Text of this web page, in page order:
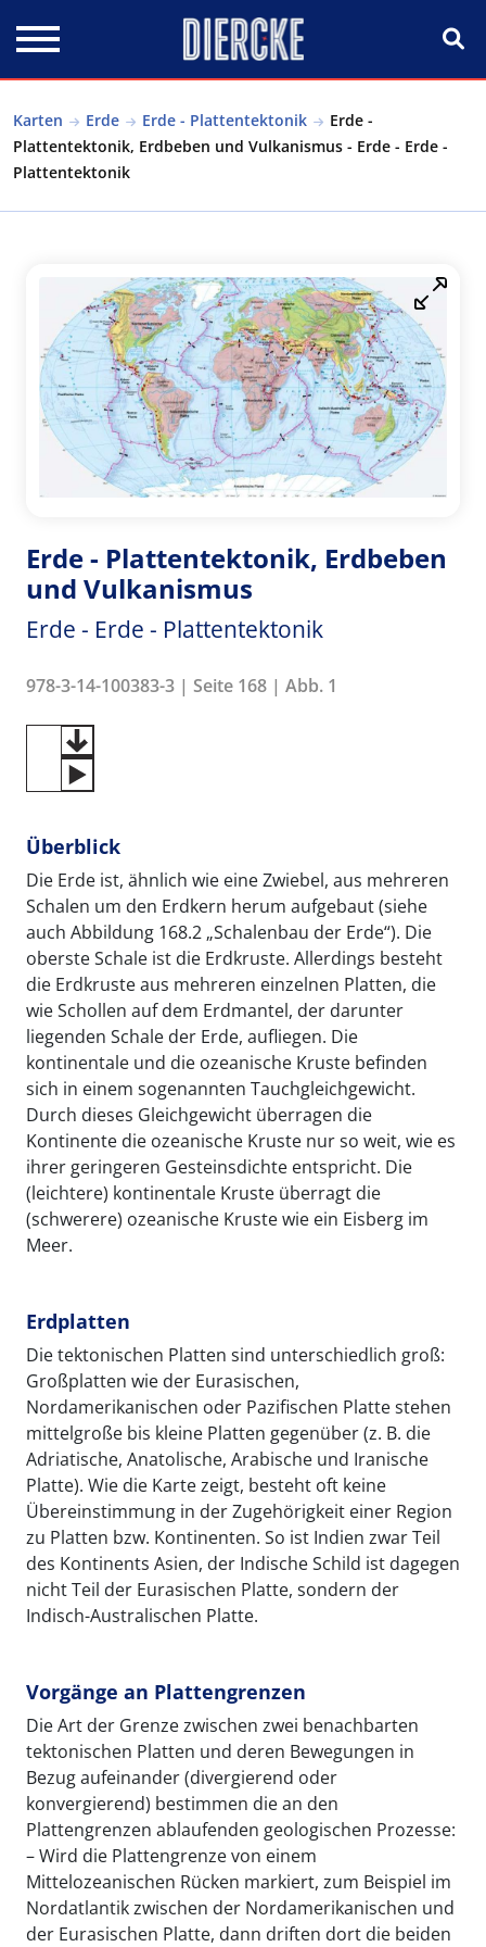
Karten Erde Erde - Plattentektonik
Erde -
Plattentektonik, Erdbeben und Vulkanismus - Erde - Erde -
Plattentektonik
Erde - Plattentektonik, Erdbeben
und Vulkanismus
Erde - Erde - Plattentektonik
978-3-14-100383-3 | Seite 168 | Abb. 1
Überblick
Die Erde ist, ähnlich wie eine Zwiebel, aus mehreren
Schalen um den Erdkern herum aufgebaut (siehe
auch Abbildung 168.2 „Schalenbau der Erde“). Die
oberste Schale ist die Erdkruste. Allerdings besteht
die Erdkruste aus mehreren einzelnen Platten, die
wie Schollen auf dem Erdmantel, der darunter
liegenden Schale der Erde, aufliegen. Die
kontinentale und die ozeanische Kruste befinden
sich in einem sogenannten Tauchgleichgewicht.
Durch dieses Gleichgewicht überragen die
Kontinente die ozeanische Kruste nur so weit, wie es
ihrer geringeren Gesteinsdichte entspricht. Die
(leichtere) kontinentale Kruste überragt die
(schwerere) ozeanische Kruste wie ein Eisberg im
Meer.
Erdplatten
Die tektonischen Platten sind unterschiedlich groß:
Großplatten wie der Eurasischen,
Nordamerikanischen oder Pazifischen Platte stehen
mittelgroße bis kleine Platten gegenüber (z. B. die
Adriatische, Anatolische, Arabische und Iranische
Platte). Wie die Karte zeigt, besteht oft keine
Übereinstimmung in der Zugehörigkeit einer Region
zu Platten bzw. Kontinenten. So ist Indien zwar Teil
des Kontinents Asien, der Indische Schild ist dagegen
nicht Teil der Eurasischen Platte, sondern der
Indisch-Australischen Platte.
Vorgänge an Plattengrenzen
Die Art der Grenze zwischen zwei benachbarten
tektonischen Platten und deren Bewegungen in
Bezug aufeinander (divergierend oder
konvergierend) bestimmen die an den
Plattengrenzen ablaufenden geologischen Prozesse:
– Wird die Plattengrenze von einem
Mittelozeanischen Rücken markiert, zum Beispiel im
Nordatlantik zwischen der Nordamerikanischen und
der Eurasischen Platte, dann driften dort die beiden